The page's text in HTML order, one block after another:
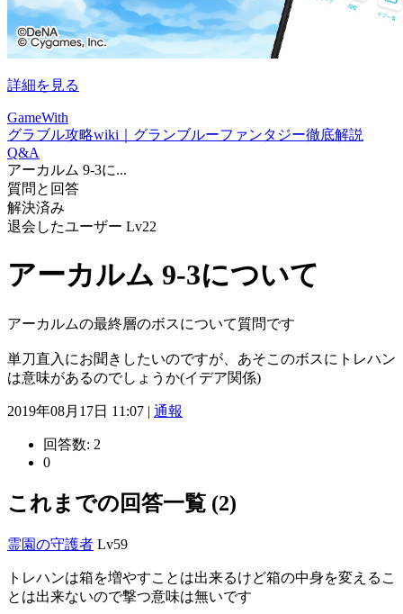
詳細を見る
GameWith
グラブル攻略wiki｜グランブルーファンタジー徹底解説
Q&A
アーカルム 9-3に...
質問と回答
解決済み
退会したユーザー Lv22
アーカルム 9-3について
アーカルムの最終層のボスについて質問です
単刀直入にお聞きしたいのですが、あそこのボスにトレハン
は意味があるのでしょうか(イデア関係)
2019年08月17日 11:07 | 通報
回答数: 2
0
これまでの回答一覧 (2)
霊園の守護者 Lv59
トレハンは箱を増やすことは出来るけど箱の中身を変えるこ
とは出来ないので撃つ意味は無いです